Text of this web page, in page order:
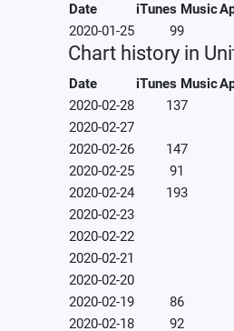
Date iTunes Music
2020-01-25
99
Chart history in
Date iTunes Music
2020-02-28
137
2020-02-27
2020-02-26
147
2020-02-25
91
2020-02-24
193
2020-02-23
2020-02-22
2020-02-21
2020-02-20
2020-02-19
86
2020-02-18
92